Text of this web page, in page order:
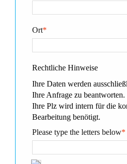
*
Ort
Rechtliche Hinweise
Ihre Daten werden
Ihre Anfrage zu beantworten.
Ihre Plz wird intern für die
Bearbeitung benötigt.
*
Please type the letters below